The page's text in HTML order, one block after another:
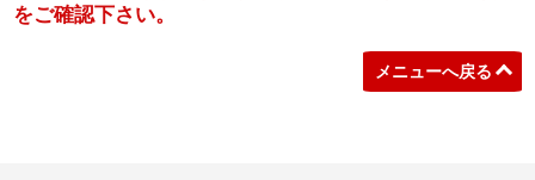
をご確認下さい。
メニューへ戻る